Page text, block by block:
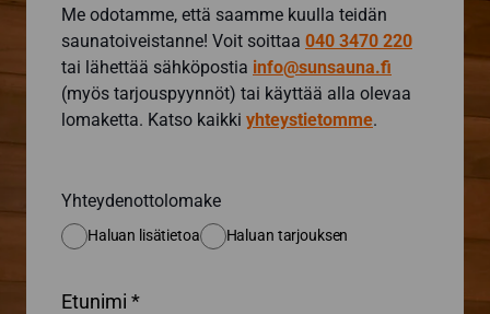
Me odotamme, että saamme kuulla teidän
saunatoiveistanne! Voit soittaa 040 3470 220
tai lähettää sähköpostia info@sunsauna.fi
(myös tarjouspyynnöt) tai käyttää alla olevaa
lomaketta. Katso kaikki yhteystietomme.
Yhteydenottolomake
Haluan lisätietoa Haluan tarjouksen
Etunimi *